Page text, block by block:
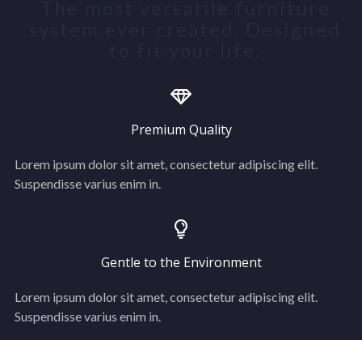
Premium Quality
Lorem ipsum dolor sit amet, consectetur adipiscing elit.
Suspendisse varius enim in.
Gentle to the Environment
Lorem ipsum dolor sit amet, consectetur adipiscing elit.
Suspendisse varius enim in.